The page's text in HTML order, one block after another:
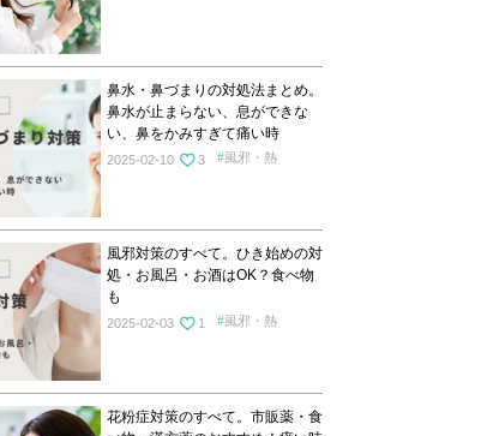
鼻水・鼻づまりの対処法まとめ。
鼻水が止まらない、息ができな
い、鼻をかみすぎて痛い時
2025-02-10 3 風邪・熱
風邪対策のすべて。ひき始めの対
処・お風呂・お酒はOK？食べ物
も
2025-02-03 1 風邪・熱
花粉症対策のすべて。市販薬・食